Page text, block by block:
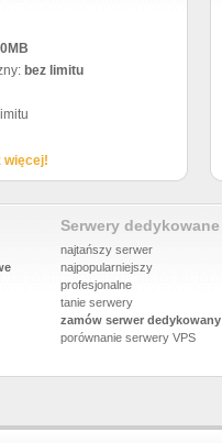
bez limitu
więcej!
Serwery dedykowane
najtańszy serwer
najpopularniejszy
profesjonalne
tanie serwery
zamów serwer dedykowany
porównanie serwery VPS